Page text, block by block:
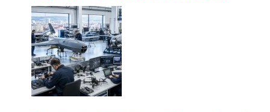
înceapă în toamna acestui an